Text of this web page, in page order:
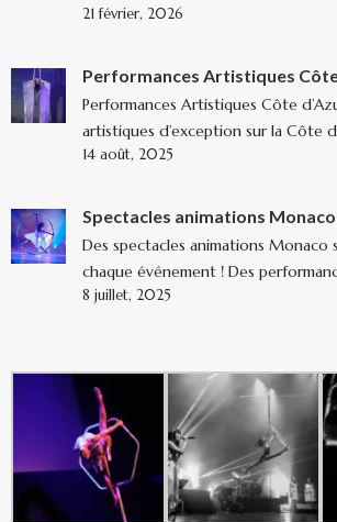
21 février, 2026
Performances Artistiques Côte
Performances Artistiques Côte
artistiques d’exception sur la Côte
14 août, 2025
Spectacles animations Monaco
Des spectacles animations Monaco
chaque événement ! Des
8 juillet, 2025